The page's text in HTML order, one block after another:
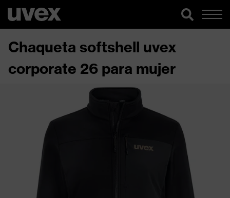
Chaqueta softshell uvex
corporate 26 para mujer